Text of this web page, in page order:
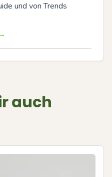
und von Trends
auch